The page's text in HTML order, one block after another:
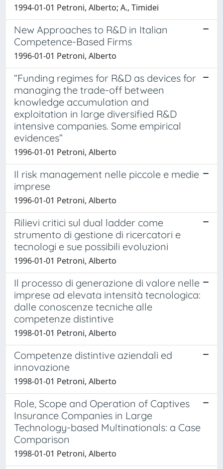
1994-01-01 Petroni, Alberto; A., Timidei
New Approaches to R&D in Italian
Competence-Based Firms
1996-01-01 Petroni, Alberto
“Funding regimes for R&D as devices for
managing the trade-off between
knowledge accumulation and
exploitation in large diversified R&D
intensive companies. Some empirical
evidences”
1996-01-01 Petroni, Alberto
Il risk management nelle piccole e medie
imprese
1996-01-01 Petroni, Alberto
Rilievi critici sul dual ladder come
strumento di gestione di ricercatori e
tecnologi e sue possibili evoluzioni
1996-01-01 Petroni, Alberto
Il processo di generazione di valore nelle
imprese ad elevata intensità tecnologica:
dalle conoscenze tecniche alle
competenze distintive
1998-01-01 Petroni, Alberto
Competenze distintive aziendali ed
innovazione
1998-01-01 Petroni, Alberto
Role, Scope and Operation of Captives
Insurance Companies in Large
Technology-based Multinationals: a Case
Comparison
1998-01-01 Petroni, Alberto